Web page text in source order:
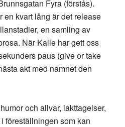
Fyra (förstås).
en kvart lång är det release
en samling av
När Kalle har gett oss
paus (give or take
akt med namnet den
och allvar, iakttagelser,
föreställningen som kan